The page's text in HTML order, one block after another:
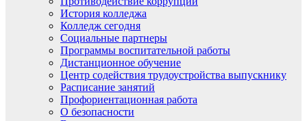
История колледжа
Колледж сегодня
Социальные партнеры
Программы воспитательной работы
Дистанционное обучение
Центр содействия трудоустройства выпускнику
Расписание занятий
Профориентационная работа
О безопасности